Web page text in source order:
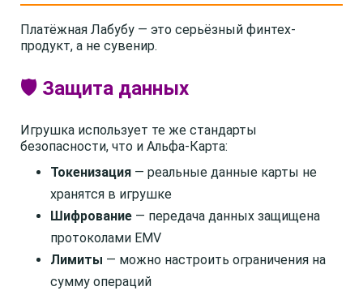
Платёжная Лабубу — это серьёзный финтех-
продукт, а не сувенир.
🛡️ Защита данных
Игрушка использует те же стандарты
безопасности, что и Альфа-Карта:
Токенизация — реальные данные карты не
хранятся в игрушке
Шифрование — передача данных защищена
протоколами EMV
Лимиты — можно настроить ограничения на
сумму операций